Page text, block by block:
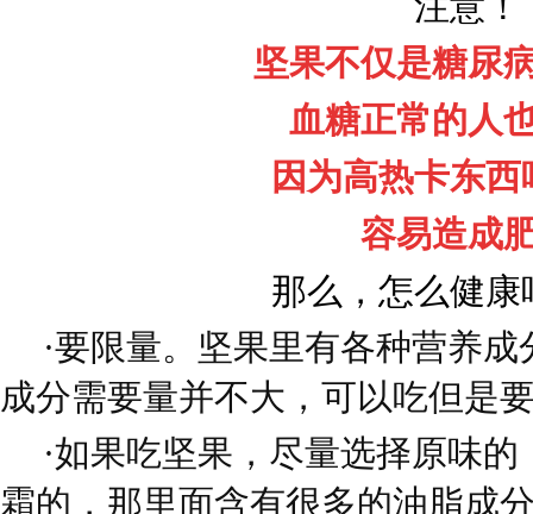
坚果不仅是糖尿
血糖正常的人
因为高热卡东
容易造成
那么，怎么健康
·要限量。坚果里有各种营养
成分需要量并不大，可以吃但是
·如果吃坚果，尽量选择原味
霜的，那里面含有很多的油脂成